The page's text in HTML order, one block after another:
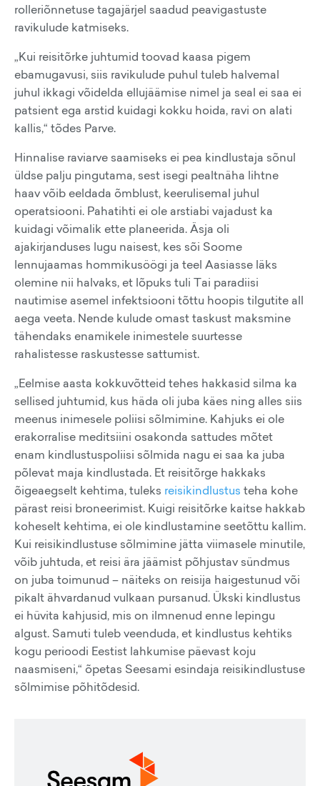
rolleriõnnetuse tagajärjel saadud peavigastuste
ravikulude katmiseks.
„Kui reisitõrke juhtumid toovad kaasa pigem
ebamugavusi, siis ravikulude puhul tuleb halvemal
juhul ikkagi võidelda ellujäämise nimel ja seal ei saa ei
patsient ega arstid kuidagi kokku hoida, ravi on alati
kallis,“ tõdes Parve.
Hinnalise raviarve saamiseks ei pea kindlustaja sõnul
üldse palju pingutama, sest isegi pealtnäha lihtne
haav võib eeldada õmblust, keerulisemal juhul
operatsiooni. Pahatihti ei ole arstiabi vajadust ka
kuidagi võimalik ette planeerida. Äsja oli
ajakirjanduses lugu naisest, kes sõi Soome
lennujaamas hommikusöögi ja teel Aasiasse läks
olemine nii halvaks, et lõpuks tuli Tai paradiisi
nautimise asemel infektsiooni tõttu hoopis tilgutite all
aega veeta. Nende kulude omast taskust maksmine
tähendaks enamikele inimestele suurtesse
rahalistesse raskustesse sattumist.
„Eelmise aasta kokkuvõtteid tehes hakkasid silma ka
sellised juhtumid, kus häda oli juba käes ning alles siis
meenus inimesele poliisi sõlmimine. Kahjuks ei ole
erakorralise meditsiini osakonda sattudes mõtet
enam kindlustuspoliisi sõlmida nagu ei saa ka juba
põlevat maja kindlustada. Et reisitõrge hakkaks
õigeaegselt kehtima, tuleks reisikindlustus teha kohe
pärast reisi broneerimist. Kuigi reisitõrke kaitse hakkab
koheselt kehtima, ei ole kindlustamine seetõttu kallim.
Kui reisikindlustuse sõlmimine jätta viimasele minutile,
võib juhtuda, et reisi ära jäämist põhjustav sündmus
on juba toimunud – näiteks on reisija haigestunud või
pikalt ähvardanud vulkaan pursanud. Ükski kindlustus
ei hüvita kahjusid, mis on ilmnenud enne lepingu
algust. Samuti tuleb veenduda, et kindlustus kehtiks
kogu perioodi Eestist lahkumise päevast koju
naasmiseni,“ õpetas Seesami esindaja reisikindlustuse
sõlmimise põhitõdesid.